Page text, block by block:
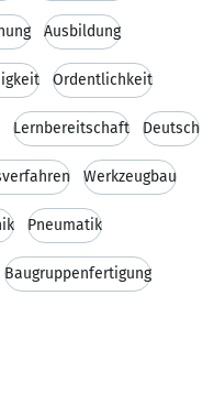
Ausbildung
Ordentlichkeit
Lernbereitschaft Deutsch
Werkzeugbau
Pneumatik
Baugruppenfertigung